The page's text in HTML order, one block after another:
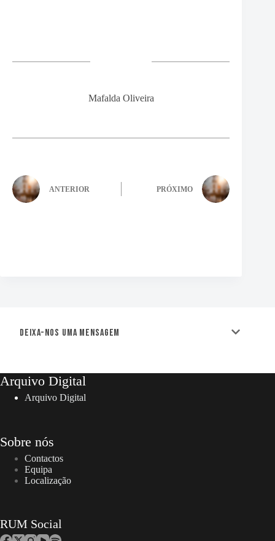
Mafalda Oliveira
ANTERIOR PRÓXIMO
Deixa-nos uma mensagem
Arquivo Digital
Arquivo Digital
Sobre nós
Contactos
Equipa
Localização
RUM Social